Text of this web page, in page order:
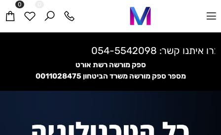
קנייה מאובטחת בתקן בינלאומי
ספק מורשה רשת אורט
מספר ספק מורשה משרד הביטחון0011028475
0